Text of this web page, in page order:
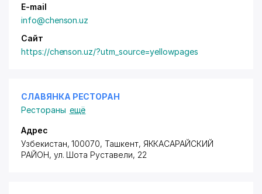
E-mail
info@chenson.uz
Сайт
https://chenson.uz/?utm_source=yellowpages
СЛАВЯНКА РЕСТОРАН
Рестораны ещё
Адрес
Узбекистан, 100070, Ташкент, ЯККАСАРАЙСКИЙ
РАЙОН, ул. Шота Руставели, 22